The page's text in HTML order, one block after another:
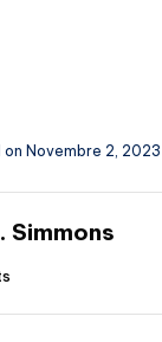
Novembre 2, 2023
Simmons